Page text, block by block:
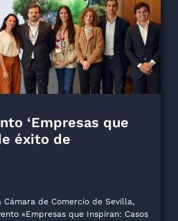
‘Empresas que
éxito de
de Comercio de Sevilla,
«Empresas que Inspiran: Casos